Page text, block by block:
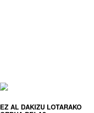
EZ AL DAKIZU LOTARAKO